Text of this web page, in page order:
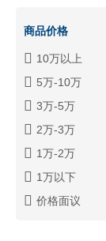
商品价格
10万以上
5万-10万
3万-5万
2万-3万
1万-2万
1万以下
价格面议